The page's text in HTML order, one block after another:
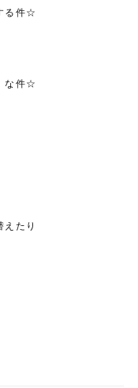
る件☆
な件☆
たり